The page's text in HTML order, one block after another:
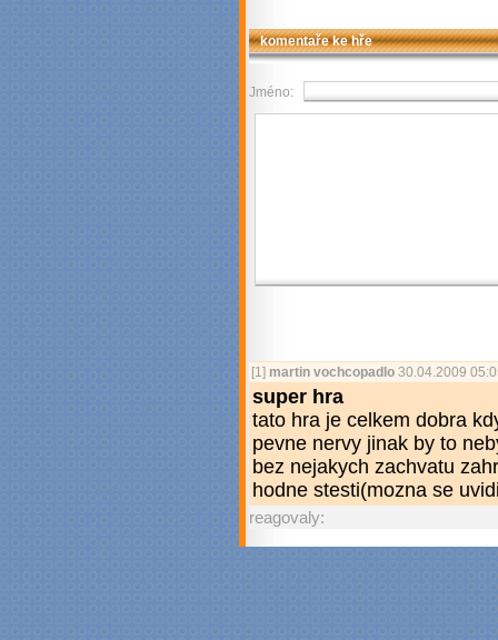
komentaře ke hře
Jméno:
[1] martin vochcopadlo 30.04.2009
super hra
tato hra je celkem dobra
pevne nervy jinak by to
bez nejakych zachvatu
hodne stesti(mozna se
reagovaly: